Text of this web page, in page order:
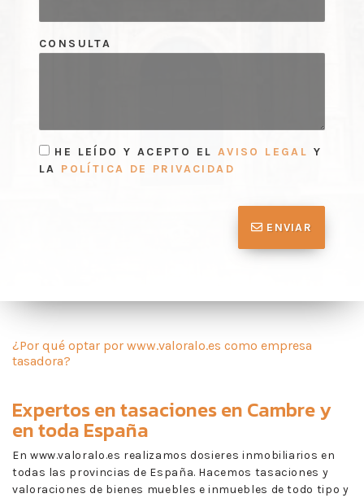
CONSULTA
HE LEÍDO Y ACEPTO EL AVISO LEGAL Y
LA POLÍTICA DE PRIVACIDAD
ENVIAR
¿Por qué optar por www.valoralo.es como empresa
tasadora?
Expertos entasaciones en Cambrey
en toda España
En www.valoralo.es realizamos dosieres inmobiliarios en
todas las provincias de España. Hacemos tasaciones y
valoraciones de bienes muebles e inmuebles de todo tipo y